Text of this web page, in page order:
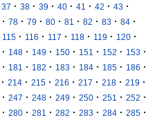
37 · 38 · 39 · 40 · 41 · 42 · 43 ·
· 78 · 79 · 80 · 81 · 82 · 83 · 84 ·
115 · 116 · 117 · 118 · 119 · 120 ·
· 148 · 149 · 150 · 151 · 152 · 153 ·
· 181 · 182 · 183 · 184 · 185 · 186 ·
· 214 · 215 · 216 · 217 · 218 · 219 ·
· 247 · 248 · 249 · 250 · 251 · 252 ·
· 280 · 281 · 282 · 283 · 284 · 285 ·